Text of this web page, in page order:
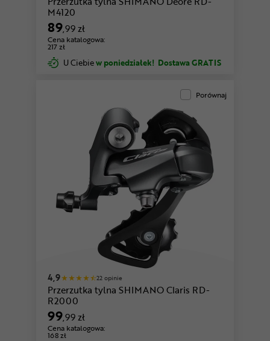
M4120
89,99 zł
Cena katalogowa:
217 zł
U Ciebiew poniedziałek! Dostawa GRATIS
Porównaj
4,9 22 opinie
Przerzutka tylna SHIMANO Claris RD-
R2000
99,99 zł
Cena katalogowa:
168 zł